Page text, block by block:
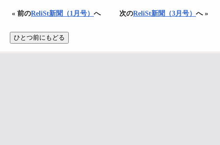
« 前のReliSt新聞（1月号） へ 次のReliSt新聞（3月号） へ »